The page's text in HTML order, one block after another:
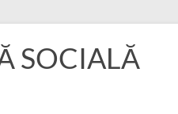
SOCIALĂ